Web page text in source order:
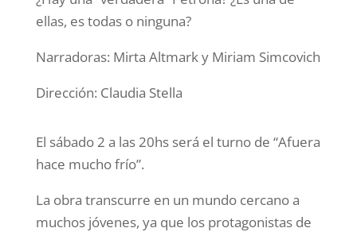
ellas, es todas o ninguna?
Narradoras: Mirta Altmark y Miriam Simcovich
Dirección: Claudia Stella
El sábado 2 a las 20hs será el turno de “Afuera
hace mucho frío”.
La obra transcurre en un mundo cercano a
muchos jóvenes, ya que los protagonistas de